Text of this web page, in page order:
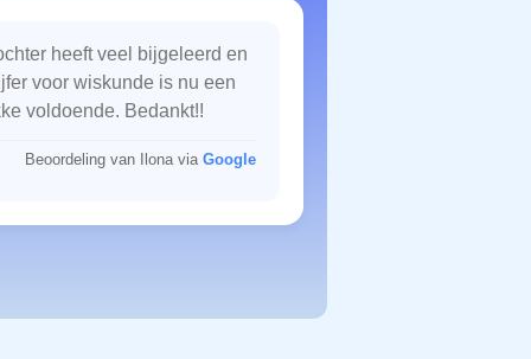
heeft veel bijgeleerd en
voor wiskunde is nu een
voldoende. Bedankt!!
Beoordeling van Ilona via Google